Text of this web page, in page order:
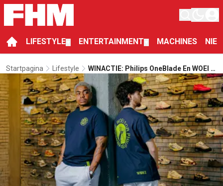
LIFESTYLE ENTERTAINMENT MACHINES
Startpagina Lifestyle
WINACTIE: Philips OneBlade En WOEI In
Unieke Limited-Edition Streetwear
Collab